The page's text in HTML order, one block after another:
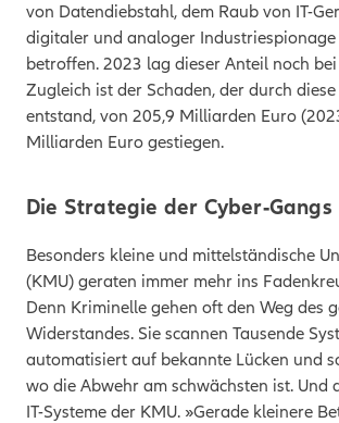
von Datendiebstahl, dem Raub von IT-
digitaler und analoger
betroffen. 2023 lag dieser Anteil noch
Zugleich ist der Schaden, der durch
entstand, von 205,9 Milliarden Euro
Milliarden Euro gestiegen.
Die Strategie der Cyber-Gangs
Besonders kleine und mittelständische
(KMU) geraten immer mehr ins
Denn Kriminelle gehen oft den Weg des
Widerstandes. Sie scannen Tausende
automatisiert auf bekannte Lücken und
wo die Abwehr am schwächsten ist. Und
IT-Systeme der KMU. »Gerade kleinere